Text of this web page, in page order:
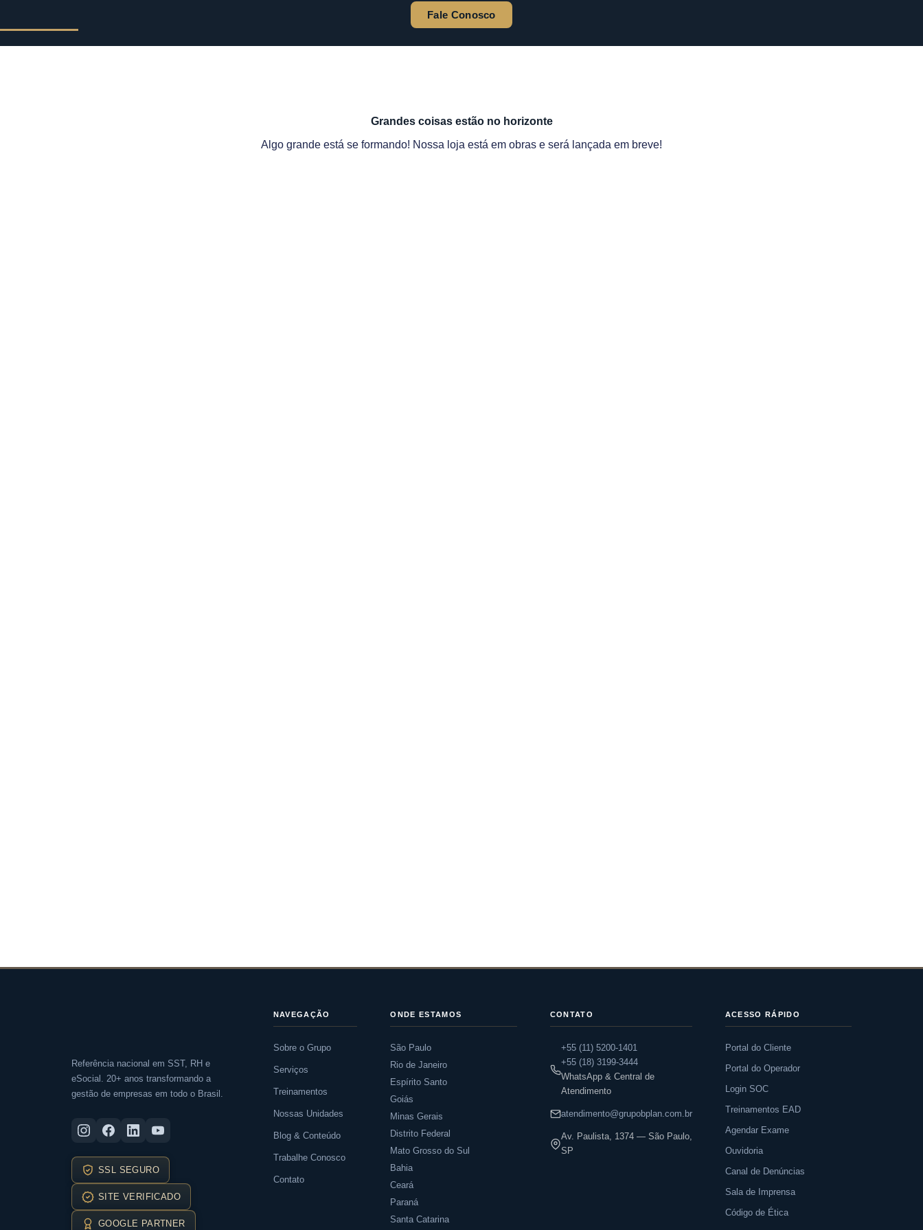
Fale Conosco
Grandes coisas estão no horizonte
Algo grande está se formando! Nossa loja está em obras e será lançada em breve!
Referência nacional em SST, RH e
eSocial. 20+ anos transformando a
gestão de empresas em todo o Brasil.
SSL SEGURO
SITE VERIFICADO
GOOGLE PARTNER
NAVEGAÇÃO
Sobre o Grupo
Serviços
Treinamentos
Nossas Unidades
Blog & Conteúdo
Trabalhe Conosco
Contato
ONDE ESTAMOS
São Paulo
Rio de Janeiro
Espírito Santo
Goiás
Minas Gerais
Distrito Federal
Mato Grosso do Sul
Bahia
Ceará
Paraná
Santa Catarina
CONTATO
+55 (11) 5200-1401
+55 (18) 3199-3444
WhatsApp & Central de
Atendimento
atendimento@grupobplan.com.br
Av. Paulista, 1374 — São Paulo,
SP
ACESSO RÁPIDO
Portal do Cliente
Portal do Operador
Login SOC
Treinamentos EAD
Agendar Exame
Ouvidoria
Canal de Denúncias
Sala de Imprensa
Código de Ética